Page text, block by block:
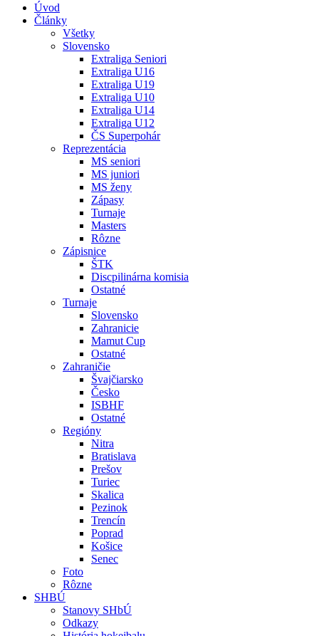
Úvod
Články
Všetky
Slovensko
Extraliga Seniori
Extraliga U16
Extraliga U19
Extraliga U10
Extraliga U14
Extraliga U12
ČS Superpohár
Reprezentácia
MS seniori
MS juniori
MS ženy
Zápasy
Turnaje
Masters
Rôzne
Zápisnice
ŠTK
Discpilinárna komisia
Ostatné
Turnaje
Slovensko
Zahranicie
Mamut Cup
Ostatné
Zahraničie
Švajčiarsko
Česko
ISBHF
Ostatné
Regióny
Nitra
Bratislava
Prešov
Turiec
Skalica
Pezinok
Trencín
Poprad
Košice
Senec
Foto
Rôzne
SHBÚ
Stanovy SHbÚ
Odkazy